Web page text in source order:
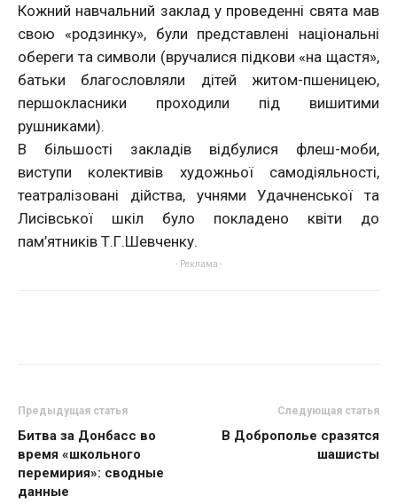
Кожний навчальний заклад у проведенні свята мав
свою «родзинку», були представлені національні
обереги та символи (вручалися підкови «на щастя»,
батьки благословляли дітей житом-пшеницею,
першокласники проходили під вишитими
рушниками).
В більшості закладів відбулися флеш-моби,
виступи колективів художньої самодіяльності,
театралізовані дійства, учнями Удачненської та
Лисівської шкіл було покладено квіти до
пам’ятників Т.Г.Шевченку.
- Реклама -
Предыдущая статья
Битва за Донбасс во
время «школьного
перемирия»: сводные
данные
Следующая статья
В Доброполье сразятся
шашисты